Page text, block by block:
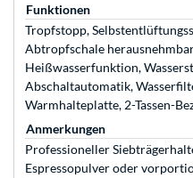
Funktionen
Tropfstopp,
Abtropfschale
Heißwasserfunktion,
Abschaltautomatik,
Warmhalteplatte, 2-Tassen-
Anmerkungen
Professioneller
Espressopulver oder